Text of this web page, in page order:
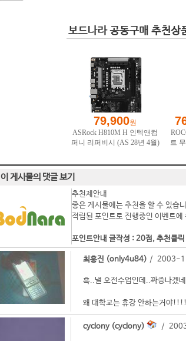
이 게시물의 댓글 보기
추천제안내
좋은 게시물에는 추천을 할 수 있습
적립된 포인트로 진행중인 이벤트
포인트안내 글작성 : 20점, 추천클
최홍진 (only4u84) / 2003-
흑..낼 오전수업인데..짜증나겠
왜 대학교는 휴강 안하는거
cyclony (cyclony) /